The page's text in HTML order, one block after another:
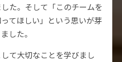
た。そして「このチームを
てほしい」という思いが芽
した。
て大切なことを学びまし